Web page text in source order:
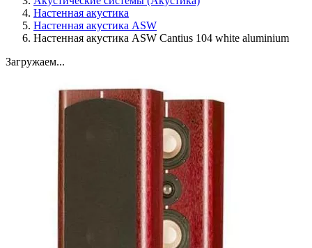
Настенная акустика
Настенная акустика ASW
Настенная акустика ASW Cantius 104 white aluminium
Загружаем...